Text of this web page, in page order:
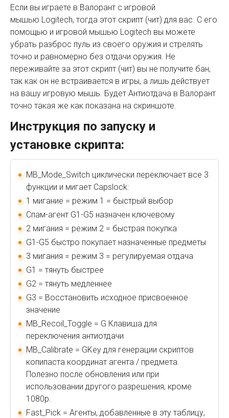
Если вы играете в Валорант с игровой
мышью Logitech, тогда этот скрипт (чит) для вас. С его
помощью и игровой мышью Logitech вы можете
убрать разброс пуль из своего оружия и стрелять
точно и равномерно без отдачи оружия. Не
переживайте за этот скрипт (чит) вы не получите бан,
так как он не встраивается в игры, а лишь действует
на вашу игровую мышь. Будет Антиотдача в Валорант
точно такая же как показана на скриншоте.
Инструкция по запуску и
установке скрипта:
MB_Mode_Switch циклически переключает все 3
функции и мигает Capslock:
1 мигание = режим 1 = быстрый выбор
Спам-агент G1-G5 назначен ключевому
2 мигания = режим 2 = быстрая покупка
G1-G5 быстро покупает назначенные предметы
3 мигания = режим 3 = регулируемая отдача
G1 = тянуть быстрее
G2 = тянуть медленнее
G3 = Восстановить исходное присвоенное
значение
MB_Recoil_Toggle = G Клавиша для
переключения антиотдачи
MB_Calibrate = GKey для генерации скриптов
копипаста координат агента / предмета.
Полезно после обновления или при
использовании другого разрешения, кроме
1080p.
Fast_Pick = Агенты, добавленные в эту таблицу,